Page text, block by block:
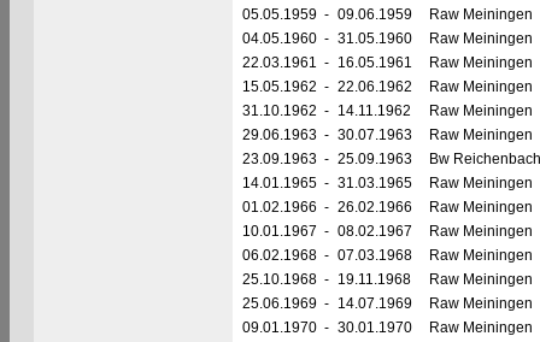
05.05.1959 - 09.06.1959
Raw Meiningen
04.05.1960 - 31.05.1960
Raw Meiningen
22.03.1961 - 16.05.1961
Raw Meiningen
15.05.1962 - 22.06.1962
Raw Meiningen
31.10.1962 - 14.11.1962
Raw Meiningen
29.06.1963 - 30.07.1963
Raw Meiningen
23.09.1963 - 25.09.1963
Bw Reichenbach
14.01.1965 - 31.03.1965
Raw Meiningen
01.02.1966 - 26.02.1966
Raw Meiningen
10.01.1967 - 08.02.1967
Raw Meiningen
06.02.1968 - 07.03.1968
Raw Meiningen
25.10.1968 - 19.11.1968
Raw Meiningen
25.06.1969 - 14.07.1969
Raw Meiningen
09.01.1970 - 30.01.1970
Raw Meiningen